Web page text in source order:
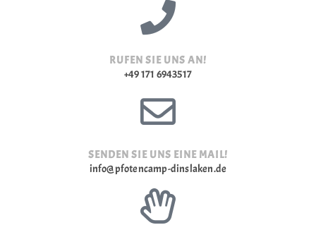
RUFEN SIE UNS AN!
+49 171 6943517
SENDEN SIE UNS EINE MAIL!
info@pfotencamp-dinslaken.de